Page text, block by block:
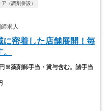
ア（調剤併設）
求人
密着した店舗展開！毎
※薬剤師手当・賞与含む。諸手当